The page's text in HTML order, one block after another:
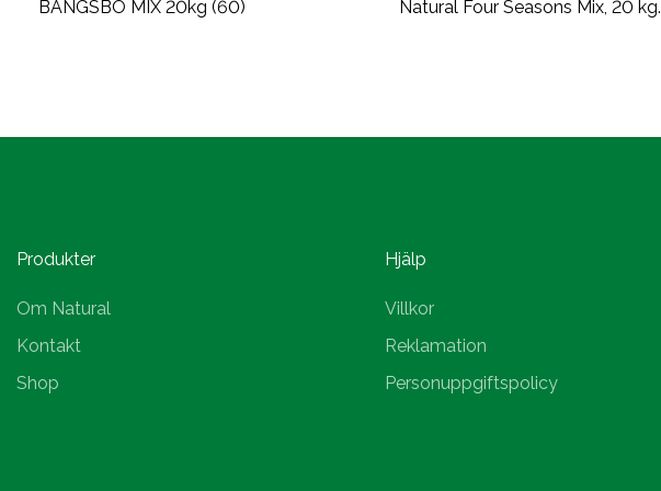
BANGSBO MIX 20kg (60) Natural Four Seasons Mix, 20 kg.
Produkter
Om Natural
Kontakt
Shop
Hjälp
Villkor
Reklamation
Personuppgiftspolicy